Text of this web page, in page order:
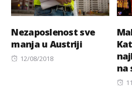
Nezaposlenost sve
manja u Austriji
Posted
12/08/2018
na